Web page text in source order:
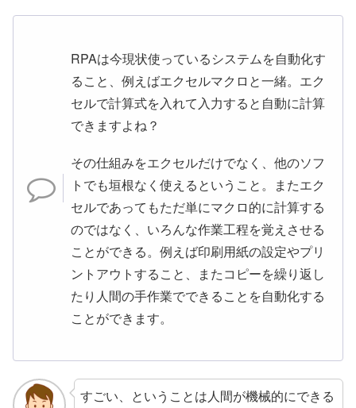
RPAは今現状使っているシステムを自動化す
ること、例えばエクセルマクロと一緒。エク
セルで計算式を入れて入力すると自動に計算
できますよね？
その仕組みをエクセルだけでなく、他のソフ
トでも垣根なく使えるということ。またエク
セルであってもただ単にマクロ的に計算する
のではなく、いろんな作業工程を覚えさせる
ことができる。例えば印刷用紙の設定やプリ
ントアウトすること、またコピーを繰り返し
たり人間の手作業でできることを自動化する
ことができます。
すごい、ということは人間が機械的にできる